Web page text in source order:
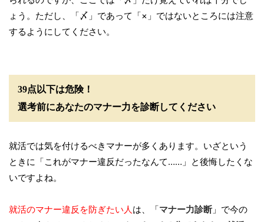
ょう。ただし、「〆」であって「×」ではないところには注意
するようにしてください。
39点以下は危険！
選考前にあなたのマナー力を診断してください
就活では気を付けるべきマナーが多くあります。いざという
ときに「これがマナー違反だったなんて……」と後悔したくな
いですよね。
就活のマナー違反を防ぎたい人は、「マナー力診断」で今の